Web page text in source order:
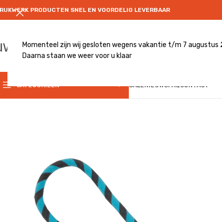
Momenteel zijn wij gesloten wegens vakantie t/m 7 augustus
Daarna staan we weer voor u klaar
PRODUCTEN SNEL EN VOORDELIG LEVERBAAR
CATEGORIEËN SALENIEUWSFAQCONTACT